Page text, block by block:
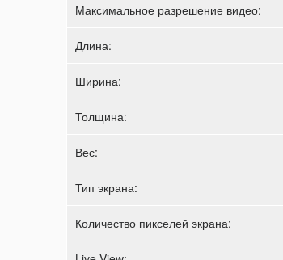
Максимальное разрешение видео:
Длина:
Ширина:
Толщина:
Вес:
Тип экрана:
Количество пикселей экрана: